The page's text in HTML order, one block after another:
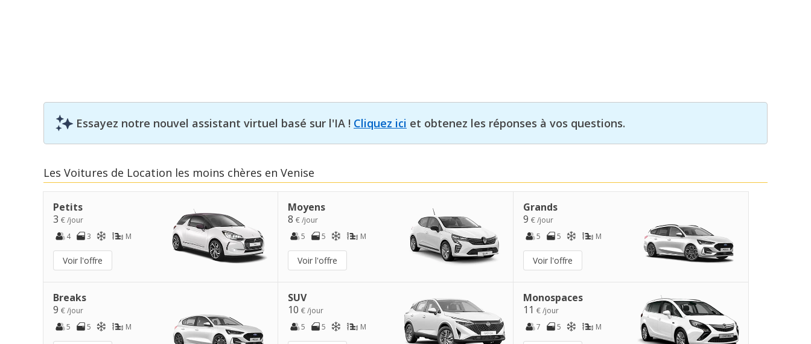
Essayez notre nouvel assistant virtuel basé sur l'IA ! Cliquez ici et obtenez les réponses à vos questions.
Les Voitures de Location les moins chères en Venise
Petits
3 € /jour
4
3 M
Voir l'offre
Moyens
8€ /jour
5
5 M
Voir l'offre
Grands
9 € /jour
5
5 M
Voir l'offre
Breaks
9 € /jour
5
5 M
SUV
10€ /jour
5
5 M
Monospaces
11 € /jour
7
5 M